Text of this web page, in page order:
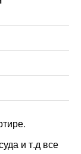
и т.д все